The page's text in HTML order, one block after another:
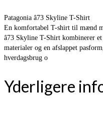
Patagonia â73 Skyline T-Shirt
En komfortabel T-shirt til mænd
â73 Skyline T-Shirt kombinerer
materialer og en afslappet
hverdagsbrug o
Yderligere